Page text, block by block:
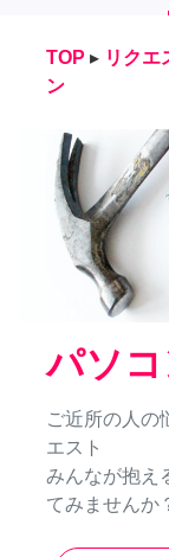
TOP ▸ リクエ
ン
パソ
ご近所の人の
エスト
みんなが抱え
てみませんか